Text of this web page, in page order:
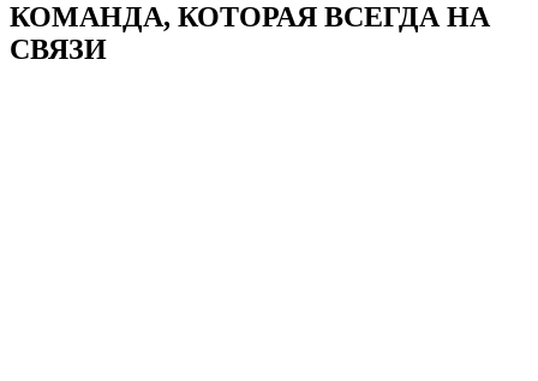
КОМАНДА, КОТОРАЯ ВСЕГДА НА
СВЯЗИ